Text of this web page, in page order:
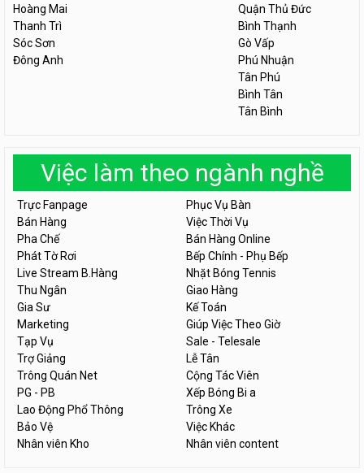
Hoàng Mai
Thanh Trì
Sóc Sơn
Đông Anh
Quận Thủ Đức
Bình Thạnh
Gò Vấp
Phú Nhuận
Tân Phú
Bình Tân
Tân Bình
Việc làm theo ngành nghề
Trực Fanpage
Phục Vụ Bàn
Bán Hàng
Việc Thời Vụ
Pha Chế
Bán Hàng Online
Phát Tờ Rơi
Bếp Chính - Phụ Bếp
Live Stream B.Hàng
Nhặt Bóng Tennis
Thu Ngân
Giao Hàng
Gia Sư
Kế Toán
Marketing
Giúp Việc Theo Giờ
Tạp Vụ
Sale - Telesale
Trợ Giảng
Lễ Tân
Trông Quán Net
Cộng Tác Viên
PG - PB
Xếp Bóng Bi a
Lao Động Phổ Thông
Trông Xe
Bảo Vệ
Việc Khác
Nhân viên Kho
Nhân viên content